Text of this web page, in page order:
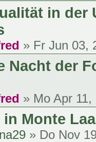
in der
» Fr Jun 03,
Nacht der
» Mo Apr
Monte Laa
» Do Nov